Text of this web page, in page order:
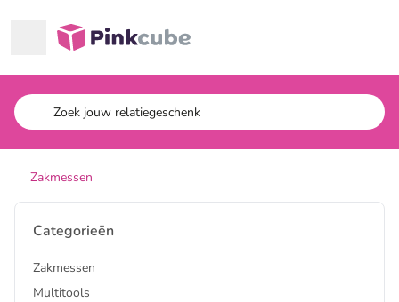
Pinkcube
Zakmessen
Categorieën
Zakmessen
Multitools